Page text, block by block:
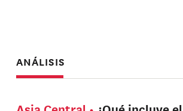
ANÁLISIS